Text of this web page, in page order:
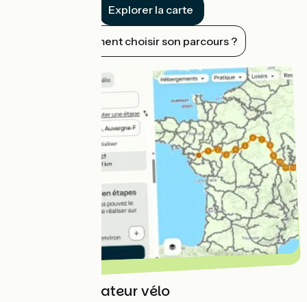
Explorer la carte
Comment choisir son parcours ?
Notre planificateur vélo